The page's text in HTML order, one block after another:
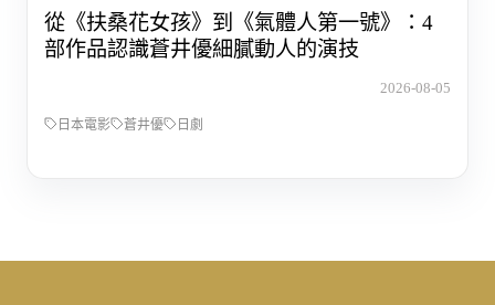
從《扶桑花女孩》到《氣體人第一號》：4
部作品認識蒼井優細膩動人的演技
2026-08-05
日本電影 蒼井優 日劇